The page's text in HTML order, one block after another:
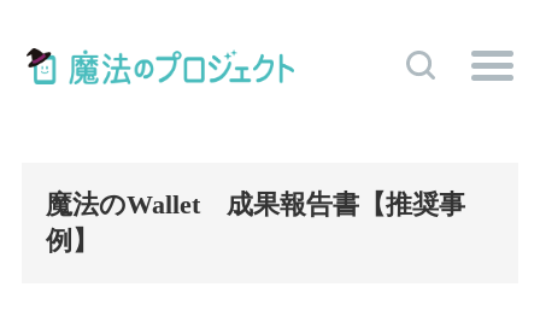
魔法のWallet 成果報告書【推奨事
例】